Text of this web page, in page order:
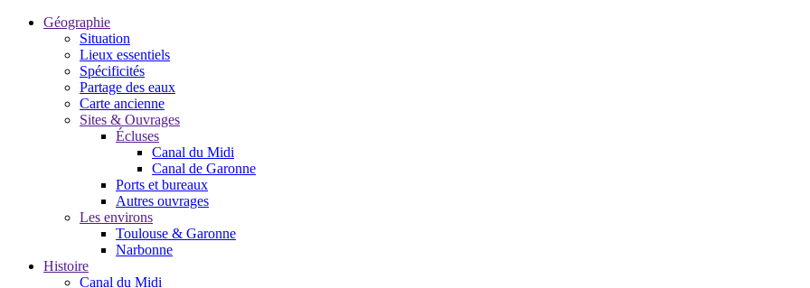
Géographie
Situation
Lieux essentiels
Spécificités
Partage des eaux
Carte ancienne
Sites & Ouvrages
Écluses
Canal du Midi
Canal de Garonne
Ports et bureaux
Autres ouvrages
Les environs
Toulouse & Garonne
Narbonne
Histoire
Canal du Midi